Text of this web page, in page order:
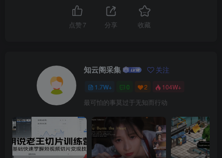
点赞 7 分享 收藏
知云阁采集 关注
1.7W+ 0 2 104W+
最可怕的事莫过于无知而行动